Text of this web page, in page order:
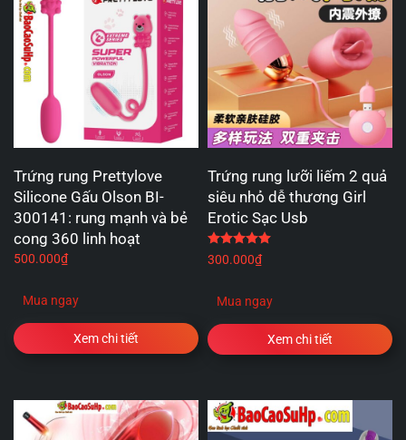
Trứng rung Prettylove
Silicone Gấu Olson BI-
300141: rung mạnh và bẻ
cong 360 linh hoạt
500.000₫
Mua ngay
Xem chi tiết
Trứng rung lưỡi liếm 2 quả
siêu nhỏ dễ thương Girl
Erotic Sạc Usb
300.000₫
Mua ngay
Xem chi tiết